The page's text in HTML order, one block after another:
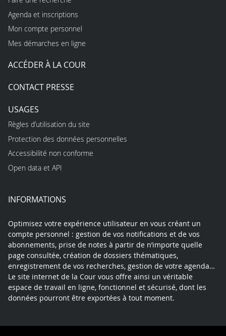
Agenda et inscriptions
Mon compte personnel
Mes démarches en ligne
ACCÉDER À LA COUR
CONTACT PRESSE
USAGES
Règles d’utilisation du site
Protection des données personnelles
Accessibilité non conforme
Open data et API
INFORMATIONS
Optimisez votre expérience utilisateur en vous créant un
compte personnel : gestion de vos notifications et de vos
abonnements, prise de notes à partir de n’importe quelle
page consultée, création de dossiers thématiques,
enregistrement de vos recherches, gestion de votre agenda…
Le site internet de la Cour vous offre ainsi un véritable
espace de travail en ligne, fonctionnel et sécurisé, dont les
données pourront être exportées à tout moment.